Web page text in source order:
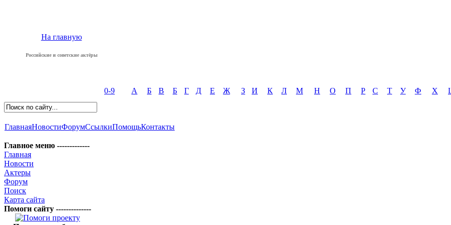
На главную
Российские и советские актёры
0-9 А Б В Б Г Д Е Ж З И К Л М Н О П Р С Т У Ф Х
ГлавнаяНовостиФорумСсылкиПомощьКонтакты
Главное меню -------------
Главная
Новости
Актеры
Форум
Поиск
Карта сайта
Помоги сайту --------------